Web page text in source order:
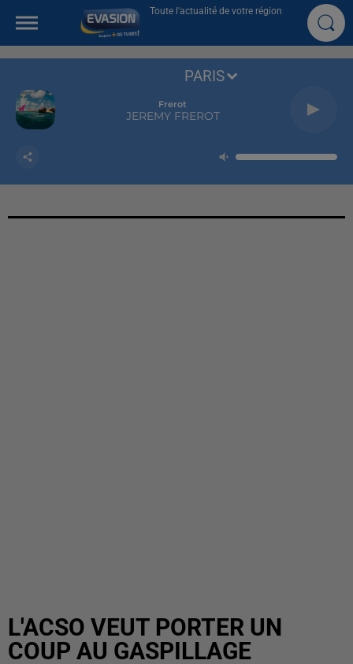
Toute l'actualité de votre région
Frerot
JEREMY FREROT
PARIS
L'ACSO VEUT PORTER UN
COUP AU GASPILLAGE